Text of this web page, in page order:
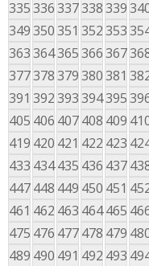
335336337338339
349350351 352353
363364365366367
377378379380381
391 392393394395
405 406 407408 409
419 420 421 422 423
433 434435 436 437
447448 449 450 451
461 462 463 464465
475 476 477478 479
489 490 491 492 493